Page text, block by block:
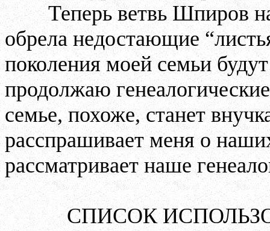
Теперь ветвь Шпиров
обрела недостающие
поколения моей семьи
продолжаю
семье, похоже, станет
расспрашивает меня о
рассматривает наше
СПИСОК